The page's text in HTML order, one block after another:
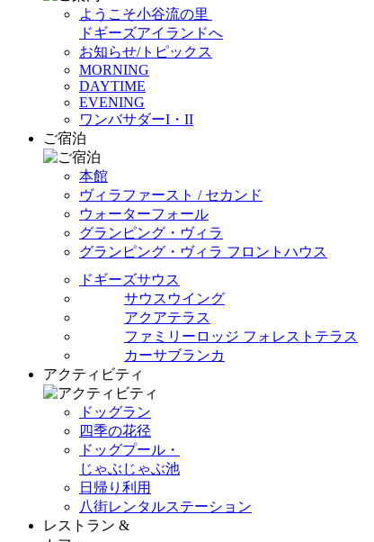
ようこそ小谷流の里
ドギーズアイランドへ
お知らせ/トピックス
MORNING
DAYTIME
EVENING
ワンバサダーI・II
ご宿泊
本館
ヴィラファースト / セカンド
ウォーターフォール
グランピング・ヴィラ
グランピング・ヴィラ フロントハウス
ドギーズサウス
サウスウイング
アクアテラス
ファミリーロッジ フォレストテラス
カーサブランカ
アクティビティ
ドッグラン
四季の花径
ドッグプール・
じゃぶじゃぶ池
日帰り利用
八街レンタルステーション
レストラン &